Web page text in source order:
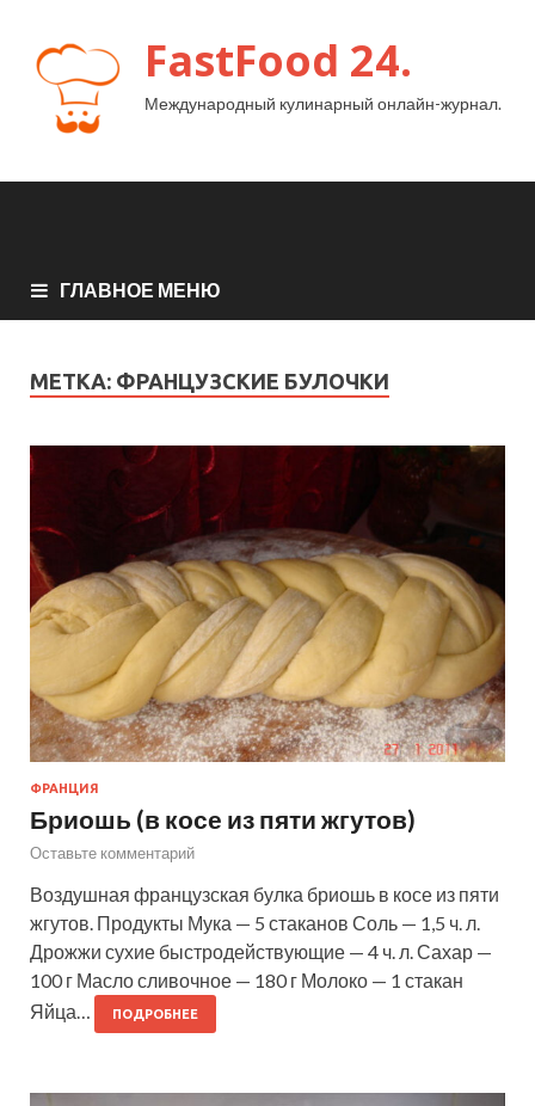
FastFood 24.
Международный кулинарный онлайн-журнал.
ГЛАВНОЕ МЕНЮ
МЕТКА: ФРАНЦУЗСКИЕ БУЛОЧКИ
ФРАНЦИЯ
Бриошь (в косе из пяти жгутов)
Оставьте комментарий
Воздушная французская булка бриошь в косе из пяти
жгутов. Продукты Мука — 5 стаканов Соль — 1,5 ч. л.
Дрожжи сухие быстродействующие — 4 ч. л. Сахар —
100 г Масло сливочное — 180 г Молоко — 1 стакан
Яйца…
ПОДРОБНЕЕ